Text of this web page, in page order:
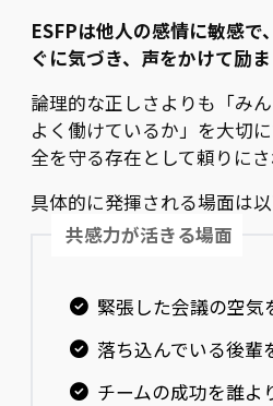
ESFPは他人の感情に敏感
ぐに気づき、声をかけて励ま
論理的な正しさよりも「み
よく働けているか」を大切
全を守る存在として頼りにさ
具体的に発揮される場面は以
共感力が活きる場面
緊張した会議の空気
落ち込んでいる後輩
チームの成功を誰よ